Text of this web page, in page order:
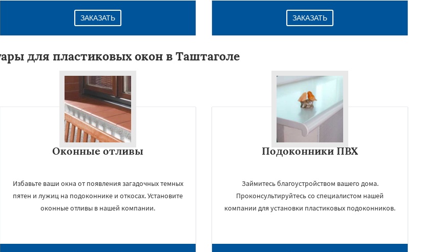
ЗАКАЗАТЬ ЗАКАЗАТЬ
для пластиковых окон в Таштаголе
Оконные отливы
Избавьте ваши окна от появления загадочных темных
пятен и лужиц на подоконнике и откосах. Установите
оконные отливы в нашей компании.
Подоконники ПВХ
Займитесь благоустройством вашего дома.
Проконсультируйтесь со специалистом нашей
компании для установки пластиковых подоконников.